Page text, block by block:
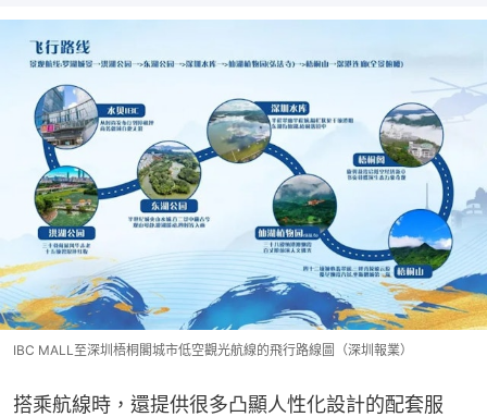
IBC MALL至深圳梧桐閣城市低空觀光航線的飛行路線圖（深圳報業）
搭乘航線時，還提供很多凸顯人性化設計的配套服